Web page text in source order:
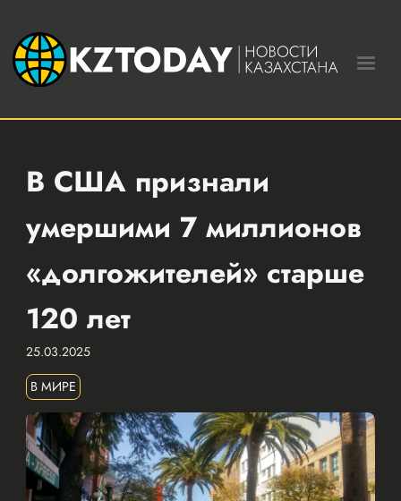
В США признали
умершими 7 миллионов
«долгожителей» старше
120 лет
25.03.2025
В МИРЕ